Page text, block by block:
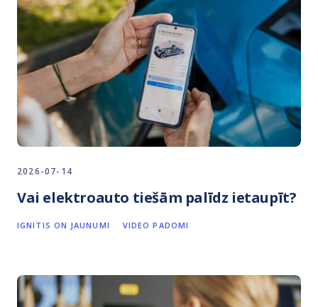
2026-07-14
Vai elektroauto tiešām palīdz ietaupīt?
IGNITIS ON JAUNUMI VIDEO PADOMI